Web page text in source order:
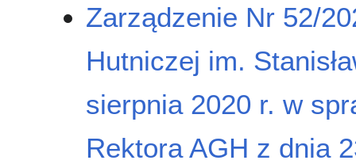
Zarządzenie Nr 52/
Hutniczej im.
sierpnia 2020 r. w
Rektora AGH z dnia